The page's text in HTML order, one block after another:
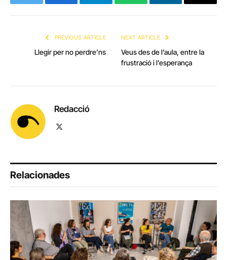
Twitter FacebookTelegramWhatsAppLinkedInCopy
PREVIOUS ARTICLE
Llegir per no perdre’ns
NEXT ARTICLE
Veus des de l’aula, entre la
frustració i l’esperança
Redacció
Relacionades